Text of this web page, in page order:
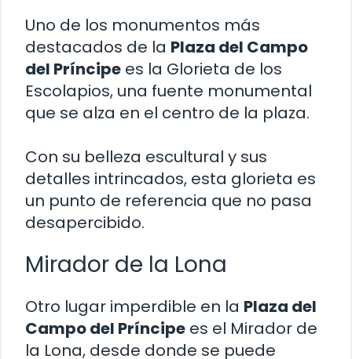
Uno de los monumentos más
destacados de la Plaza del Campo
del Príncipe es la Glorieta de los
Escolapios, una fuente monumental
que se alza en el centro de la plaza.
Con su belleza escultural y sus
detalles intrincados, esta glorieta es
un punto de referencia que no pasa
desapercibido.
Mirador de la Lona
Otro lugar imperdible en la Plaza del
Campo del Príncipe es el Mirador de
la Lona, desde donde se puede